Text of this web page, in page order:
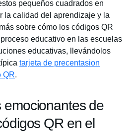
pequeños cuadrados en
la calidad del aprendizaje y la
sobre cómo los códigos QR
educativo en las escuelas
educativas, llevándolos
tarjeta de precentasion
QR.
emocionantes de
QR en el